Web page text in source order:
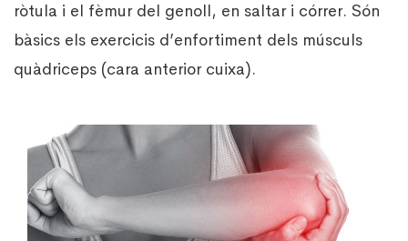
ròtula i el fèmur del genoll, en saltar i córrer. Són
bàsics els exercicis d’enfortiment dels músculs
quàdriceps (cara anterior cuixa).